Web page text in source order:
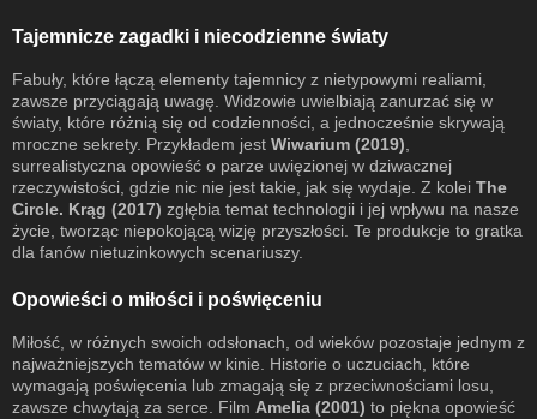
Tajemnicze zagadki i niecodzienne światy
Fabuły, które łączą elementy tajemnicy z nietypowymi realiami,
zawsze przyciągają uwagę. Widzowie uwielbiają zanurzać się w
światy, które różnią się od codzienności, a jednocześnie skrywają
mroczne sekrety. Przykładem jest Wiwarium (2019)
surrealistyczna opowieść o parze uwięzionej w dziwacznej
rzeczywistości, gdzie nic nie jest takie, jak się wydaje. Z kolei The
Circle. Krąg (2017) zgłębia temat technologii i jej wpływu na nasze
życie, tworząc niepokojącą wizję przyszłości. Te produkcje to gratka
dla fanów nietuzinkowych scenariuszy.
Opowieści o miłości i poświęceniu
Miłość, w różnych swoich odsłonach, od wieków pozostaje jednym z
najważniejszych tematów w kinie. Historie o uczuciach, które
wymagają poświęcenia lub zmagają się z przeciwnościami losu,
zawsze chwytają za serce. Film Amelia (2001) to piękna opowieść